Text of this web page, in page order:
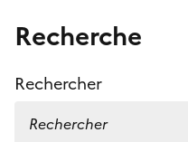
Recherche
Rechercher